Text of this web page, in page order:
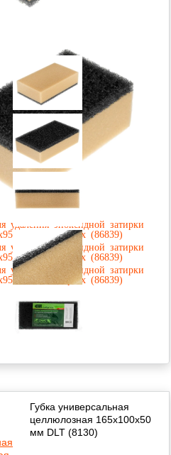
Губка универсальная
целлюлозная 165x100x50
мм DLT (8130)